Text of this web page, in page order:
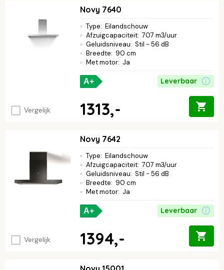
Vergelijk
Novy 7640
Type: Eilandschouw
Afzuigcapaciteit: 707 m3/uur
Geluidsniveau: Stil - 56 dB
Breedte: 90 cm
Met motor: Ja
A+ Leverbaar
1313,-
Vergelijk
Novy 7642
Type: Eilandschouw
Afzuigcapaciteit: 707 m3/uur
Geluidsniveau: Stil - 56 dB
Breedte: 90 cm
Met motor: Ja
A+ Leverbaar
1394,-